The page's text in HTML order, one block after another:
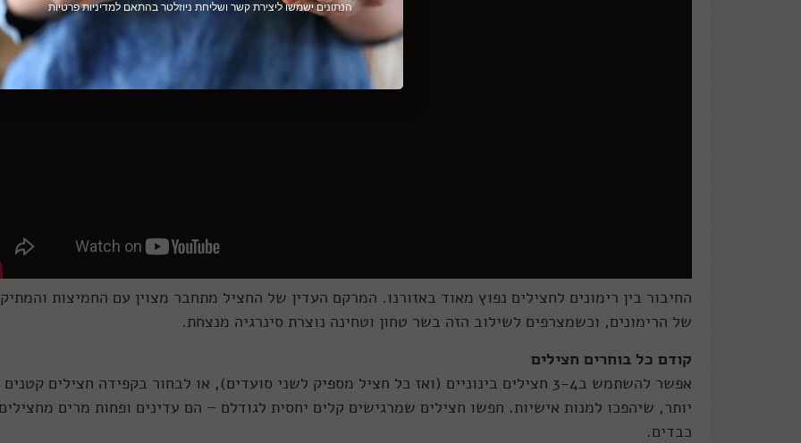
החיבור בין רימונים לחצילים נפוץ מאוד באזורנו. המרקם העדין של החציל מתחבר מצוין עם החמיצות
של הרימונים, וכשמצרפים לשילוב הזה בשר טחון וטחינה נוצרת סינרגיה מנצחת.
קודם כל בוחרים חצילים
אפשר להשתמש ב3-4 חצילים בינוניים (ואז כל חציל מספיק לשני סועדים), או לבחור בקפידה חצילים קטנים
יותר, שיהפכו למנות אישיות. חפשו חצילים שמרגישים קלים יחסית לגודלם – הם עדינים ופחות מרים
כבדים.
הנתונים ישמשו ליצירת קשר ושליחת ניוזלטר בהתאם למדיניות פרטיות